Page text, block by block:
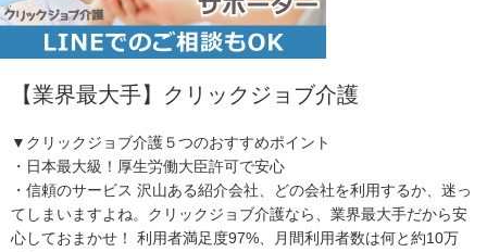
【業界最大手】クリックジョブ介護
▼クリックジョブ介護５つのおすすめポイント
・日本最大級！厚生労働大臣許可で安心
・信頼のサービス 沢山ある紹介会社、どの会社を利用するか、迷っ
てしまいますよね。クリックジョブ介護なら、業界最大手だから安
心しておまかせ！ 利用者満足度97%、月間利用者数は何と約10万